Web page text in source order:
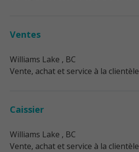
Ventes
Williams Lake , BC
Vente, achat et service à la clientèle
Caissier
Williams Lake , BC
Vente, achat et service à la clientèle